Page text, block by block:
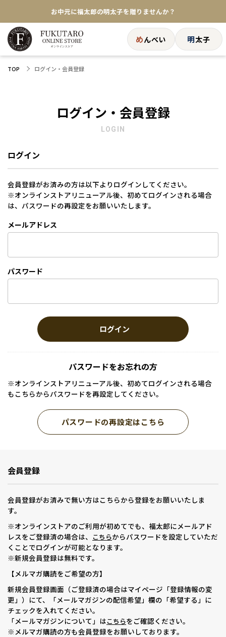
お中元に福太郎の明太子を贈りませんか？
★めんべい25周年記念商品が登場★
【色々な味を試したい方へ】ポストイン！めんべい
めんべい 明太子
TOP ログイン・会員登録
ログイン・会員登録
LOGIN
ログイン
会員登録がお済みの方は以下よりログインしてください。
※オンラインストアリニューアル後、初めてログインされる場合
は、パスワードの再設定をお願いいたします。
メールアドレス
パスワード
ログイン
パスワードをお忘れの方
※オンラインストアリニューアル後、初めてログインされる場合
もこちらからパスワードを再設定してください。
パスワードの再設定はこちら
会員登録
会員登録がお済みで無い方はこちらから登録をお願いいたしま
す。
※オンラインストアのご利用が初めてでも、福太郎にメールアド
レスをご登録済の場合は、 こちらからパスワードを設定していただ
くことでログインが可能となります。
※新規会員登録は無料です。
【メルマガ購読をご希望の方】
新規会員登録画面（ご登録済の場合はマイページ「登録情報の変
更」）にて、「メールマガジンの配信希望」欄の「希望する」に
チェックを入れてください。
「メールマガジンについて」はこちらをご確認ください。
※メルマガ購読の方も会員登録をお願いしております。